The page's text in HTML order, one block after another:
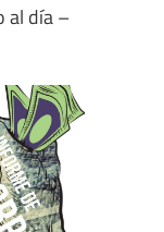
al día –